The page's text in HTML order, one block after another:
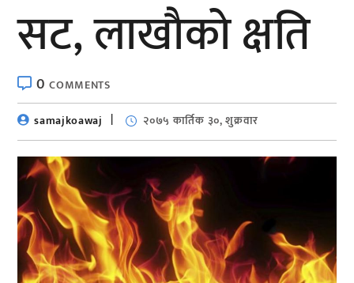
सट, लाखाैको क्षति
0COMMENTS
samajkoawaj
२०७५ कार्तिक ३०, शुक्रवार